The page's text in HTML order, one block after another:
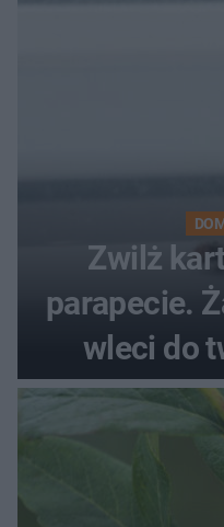
Zwilż
parapecie.
wleci do